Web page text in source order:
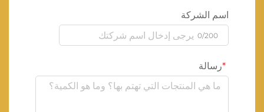
اسم الشركة
0/200
رسالة